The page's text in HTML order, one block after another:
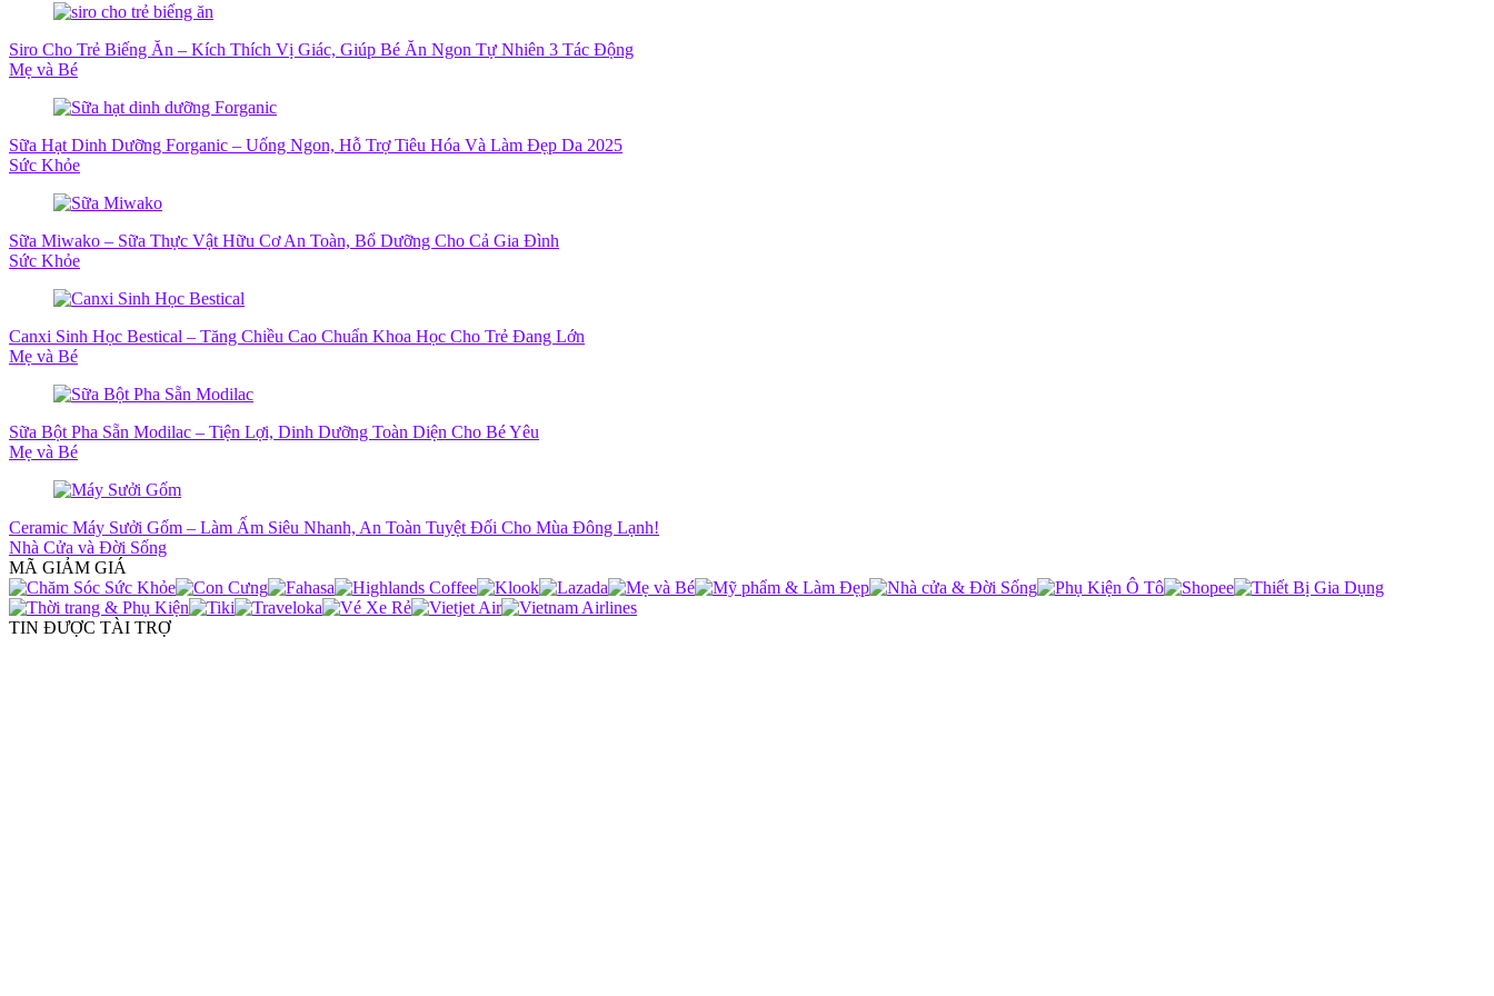
Siro Cho Trẻ Biếng Ăn – Kích Thích Vị Giác, Giúp Bé Ăn Ngon Tự Nhiên 3 Tác Động
Mẹ và Bé
Sữa Hạt Dinh Dưỡng Forganic – Uống Ngon, Hỗ Trợ Tiêu Hóa Và Làm Đẹp Da 2025
Sức Khỏe
Sữa Miwako – Sữa Thực Vật Hữu Cơ An Toàn, Bổ Dưỡng Cho Cả Gia Đình
Sức Khỏe
Canxi Sinh Học Bestical – Tăng Chiều Cao Chuẩn Khoa Học Cho Trẻ Đang Lớn
Mẹ và Bé
Sữa Bột Pha Sẵn Modilac – Tiện Lợi, Dinh Dưỡng Toàn Diện Cho Bé Yêu
Mẹ và Bé
Ceramic Máy Sưởi Gốm – Làm Ấm Siêu Nhanh, An Toàn Tuyệt Đối Cho Mùa Đông Lạnh!
Nhà Cửa và Đời Sống
MÃ GIẢM GIÁ
TIN ĐƯỢC TÀI TRỢ